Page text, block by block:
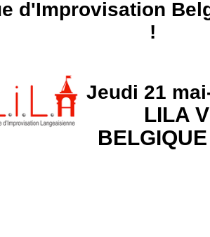
d'Improvisation
!
Jeudi 21
LILA